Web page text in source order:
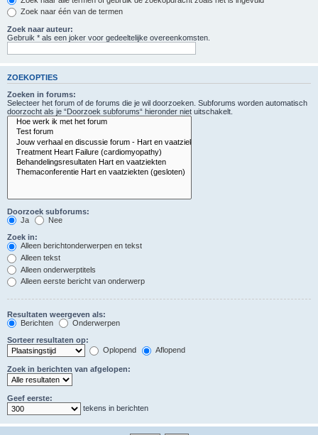
Zoek naar één van de termen
Zoek naar auteur:
Gebruik * als een joker voor gedeeltelijke overeenkomsten.
ZOEKOPTIES
Zoeken in forums:
Selecteer het forum of de forums die je wil doorzoeken. Subforums worden automatisch
doorzocht als je “Doorzoek subforums“ hieronder niet uitschakelt.
Doorzoek subforums:
Ja
Nee
Zoek in:
Alleen berichtonderwerpen en tekst
Alleen tekst
Alleen onderwerptitels
Alleen eerste bericht van onderwerp
Resultaten weergeven als:
Berichten
Onderwerpen
Sorteer resultaten op:
Oplopend
Aflopend
Zoek in berichten van afgelopen:
Geef eerste:
tekens in berichten